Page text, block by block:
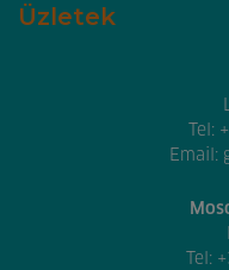
Üzletek
Tel:
Email:
Tel: